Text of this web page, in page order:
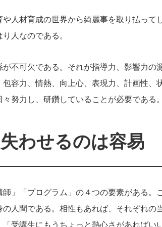
人材育成の世界から綺麗事を取り払って
人なのである。
不可欠である。それが指導力、影響力の
容力、情熱、向上心、表現力、計画性、
努力し、研鑽していることが必要である。
わせるのは容易
」「プログラム」の４つの要素がある。
人間である。相性もあれば、それぞれの
受講生にもうちょっと熱心さがあればい